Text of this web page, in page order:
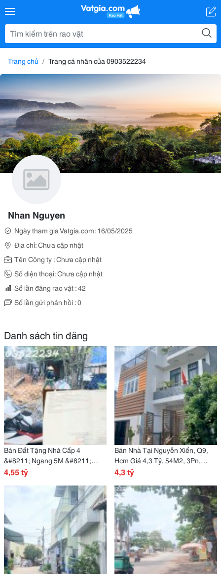
Trang chủ Trang cá nhân của 0903522234
Nhan Nguyen
Ngày tham gia Vatgia.com: 16/05/2025
Địa chỉ: Chưa cập nhật
Tên Công ty : Chưa cập nhật
Số điện thoại: Chưa cập nhật
Số lần đăng rao vặt : 42
Số lần gửi phản hồi : 0
Danh sách tin đăng
Bán Đất Tặng Nhà Cấp 4
&#8211; Ngang 5M &#8211;
Đường Xe Hơi, Sát Vinhomes,
4,55 tỷ
Bán Nhà Tại Nguyễn Xiển, Q9,
Hcm Giá 4,3 Tỷ, 54M2, 3Pn,
3Wc, Siêu Hot!
4,3 tỷ